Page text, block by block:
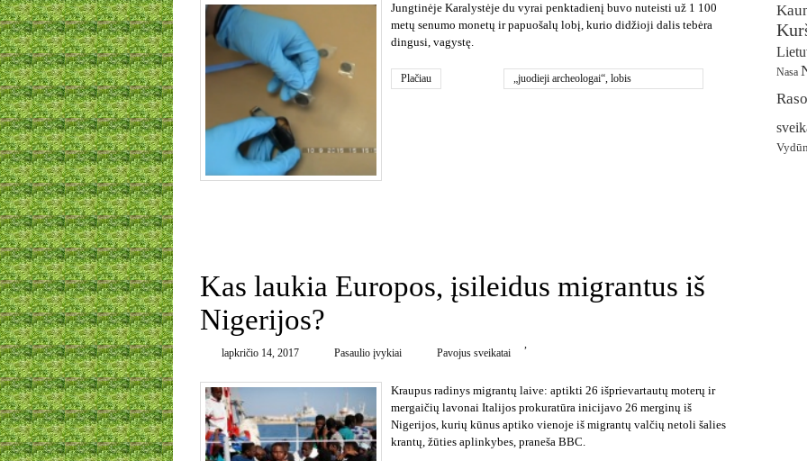
Jungtinėje Karalystėje du vyrai penktadienį buvo nuteisti už 1 100
metų senumo monetų ir papuošalų lobį, kurio didžioji dalis tebėra
dingusi, vagystę.
Plačiau „juodieji archeologai“, lobis
Kas laukia Europos, įsileidus migrantus iš
Nigerijos?
lapkričio 14, 2017 Pasaulio įvykiai
,
Pavojus sveikatai
Kraupus radinys migrantų laive: aptikti 26 išprievartautų moterų ir
mergaičių lavonai Italijos prokuratūra inicijavo 26 merginų iš
Nigerijos, kurių kūnus aptiko vienoje iš migrantų valčių netoli šalies
krantų, žūties aplinkybes, praneša BBC.
Nasa